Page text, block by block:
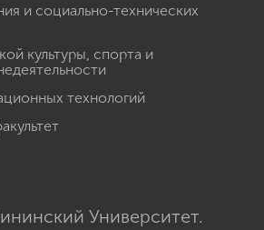
и социально-технических
культуры, спорта и
технологий
Университет.